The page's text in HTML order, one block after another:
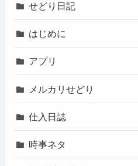
せどり日記
はじめに
アプリ
メルカリせどり
仕入日誌
時事ネタ